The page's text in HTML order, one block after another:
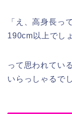
「え、高身長って
190cm以上でし
って思われてい
いらっしゃるで